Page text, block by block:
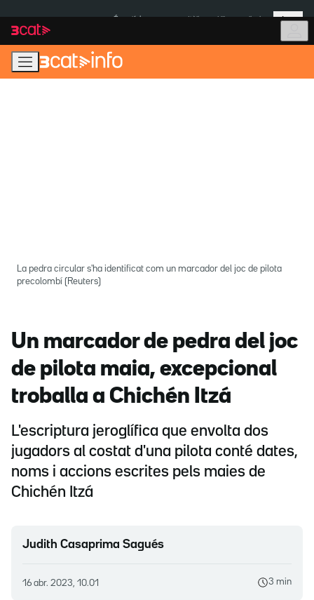
navegació
principal
contingut
Més
La pedra circular s'ha identificat com un marcador del joc de pilota
precolombí (Reuters)
Un marcador de pedra del joc
de pilota maia, excepcional
troballa a Chichén Itzá
L'escriptura jeroglífica que envolta dos
jugadors al costat d'una pilota conté dates,
noms i accions escrites pels maies de
Chichén Itzá
Judith Casaprima Sagués
16 abr. 2023, 10.01 3 min